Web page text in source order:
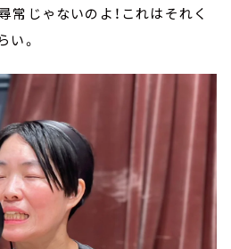
常じゃないのよ！これはそれく
い。